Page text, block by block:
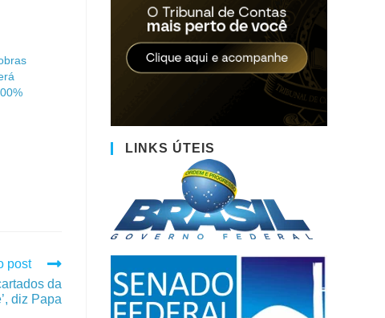
post
da
diz Papa
LINKS ÚTEIS